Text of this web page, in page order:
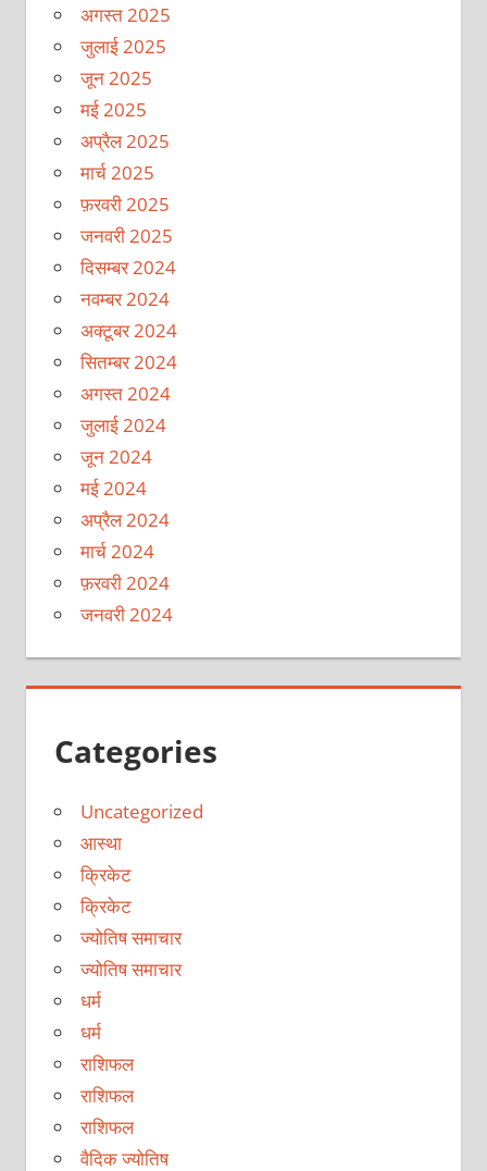
अगस्त 2025
जुलाई 2025
जून 2025
मई 2025
अप्रैल 2025
मार्च 2025
फ़रवरी 2025
जनवरी 2025
दिसम्बर 2024
नवम्बर 2024
अक्टूबर 2024
सितम्बर 2024
अगस्त 2024
जुलाई 2024
जून 2024
मई 2024
अप्रैल 2024
मार्च 2024
फ़रवरी 2024
जनवरी 2024
Categories
Uncategorized
आस्था
क्रिकेट
क्रिकेट
ज्योतिष समाचार
ज्योतिष समाचार
धर्म
धर्म
राशिफल
राशिफल
राशिफल
वैदिक ज्योतिष